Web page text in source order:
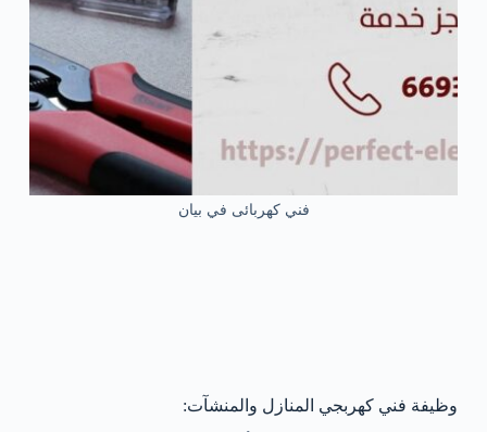
فني كهربائى في بيان
وظيفة فني كهربجي المنازل والمنشآت: